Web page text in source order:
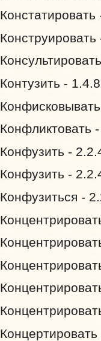
Контузить -
Конфликтовать
Конфузить -
Конфузить -
Конфузиться -